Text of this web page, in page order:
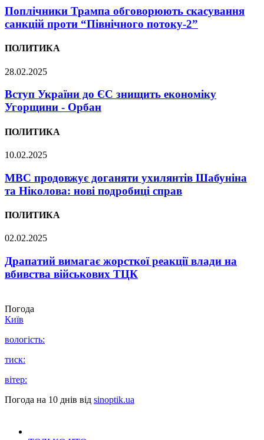
Поплічники Трампа обговорюють скасування
санкцій проти “Північного потоку-2”
ПОЛИТИКА
28.02.2025
Вступ України до ЄС знищить економіку
Угорщини - Орбан
ПОЛИТИКА
10.02.2025
МВС продовжує доганяти ухилянтів Шабуніна
та Ніколова: нові подробиці справ
ПОЛИТИКА
02.02.2025
Драпатий вимагає жорсткої реакції влади на
вбивства військових ТЦК
Погода
Київ
вологість:
тиск:
вітер:
Погода на 10 днів від sinoptik.ua